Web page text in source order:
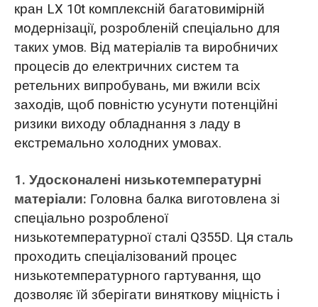
кран LX 10t комплексній багатовимірній
модернізації, розробленій спеціально для
таких умов. Від матеріалів та виробничих
процесів до електричних систем та
ретельних випробувань, ми вжили всіх
заходів, щоб повністю усунути потенційні
ризики виходу обладнання з ладу в
екстремально холодних умовах.
1. Удосконалені низькотемпературні
матеріали: Головна балка виготовлена зі
спеціально розробленої
низькотемпературної сталі Q355D. Ця сталь
проходить спеціалізований процес
низькотемпературного гартування, що
дозволяє їй зберігати виняткову міцність і